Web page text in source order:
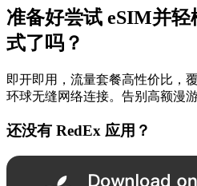
准备好尝试 eSIM并
式了吗？
即开即用，流量套餐高性价比，
环球无缝网络连接。告别高额漫
还没有 RedEx 应用？